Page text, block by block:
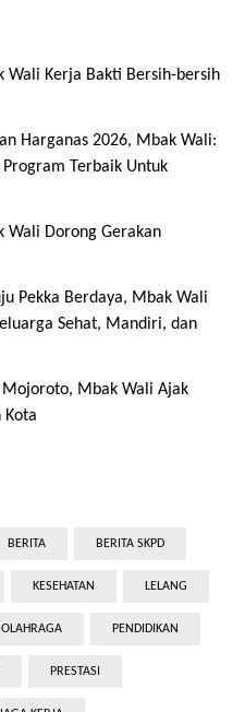
Wali Kerja Bakti Bersih-bersih
Harganas 2026, Mbak Wali:
Terbaik Untuk
Wali Dorong Gerakan
Pekka Berdaya, Mbak Wali
Sehat, Mandiri, dan
Mbak Wali Ajak
Kota
BERITA BERITA SKPD
KESEHATAN LELANG
PENDIDIKAN
PRESTASI